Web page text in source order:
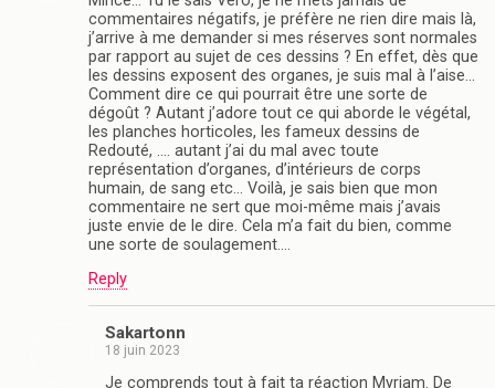
commentaires négatifs, je préfère ne rien dire mais là,
j’arrive à me demander si mes réserves sont normales
par rapport au sujet de ces dessins ? En effet, dès que
les dessins exposent des organes, je suis mal à l’aise…
Comment dire ce qui pourrait être une sorte de
dégoût ? Autant j’adore tout ce qui aborde le végétal,
les planches horticoles, les fameux dessins de
Redouté, …. autant j’ai du mal avec toute
représentation d’organes, d’intérieurs de corps
humain, de sang etc… Voilà, je sais bien que mon
commentaire ne sert que moi-même mais j’avais
juste envie de le dire. Cela m’a fait du bien, comme
une sorte de soulagement….
Reply
Sakartonn
18 juin 2023
Je comprends tout à fait ta réaction Myriam. De